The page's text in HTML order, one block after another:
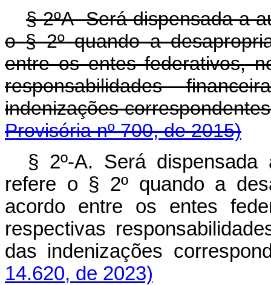
§ 2ºA Será dispensada a
o § 2ºquando a
entre os entes federativos,
responsabilidades
indenizações
Provisória nº 700, de 2015)
§ 2º-A. Será
refere o § 2º quando a
acordo entre os entes
respectivas
das indenizações
14.620, de 2023)